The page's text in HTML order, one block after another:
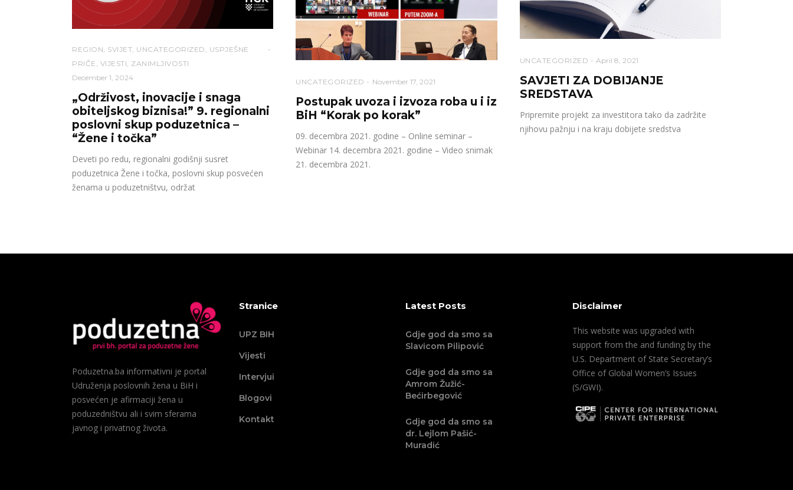
REGION, SVIJET, UNCATEGORIZED , USPJEŠNE
PRIČE , VIJESTI, ZANIMLJIVOSTI
December 1, 2024
„Održivost, inovacije i snaga
obiteljskog biznisa!” 9. regionalni
poslovni skup poduzetnica –
“Žene i točka”
Deveti po redu, regionalni godišnji susret
poduzetnica Žene i točka, poslovni skup posvećen
ženama u poduzetništvu, održat
UNCATEGORIZED November 17, 2021
Postupak uvoza i izvoza roba u i iz
BiH “Korak po korak”
09. decembra 2021. godine – Online seminar –
Webinar 14. decembra 2021. godine – Video snimak
21. decembra 2021.
UNCATEGORIZED April 8, 2021
SAVJETI ZA DOBIJANJE
SREDSTAVA
Pripremite projekt za investitora tako da zadržite
njihovu pažnju i na kraju dobijete sredstva
Poduzetna.ba informativni je portal
Udruženja poslovnih žena u BiH i
posvećen je afirmaciji žena u
poduzedništvu ali i svim sferama
javnog i privatnog života.
Stranice
UPZ BIH
Vijesti
Intervjui
Blogovi
Kontakt
Latest Posts
Gdje god da smo sa
Slavicom Pilipović
Gdje god da smo sa
Amrom Žužić-
Bećirbegović
Gdje god da smo sa
dr. Lejlom Pašić-
Muradić
Disclaimer
This website was upgraded with
support from the and funding by the
U.S. Department of State Secretary’s
Office of Global Women’s Issues
(S/GWI).